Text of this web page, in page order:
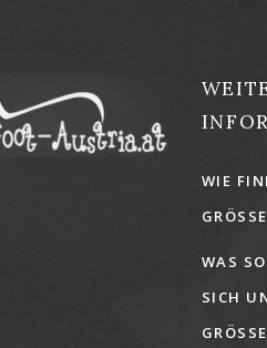
WIE
GRÖSSE?
WAS
SICH